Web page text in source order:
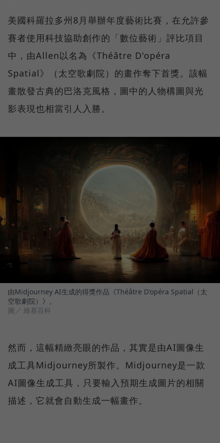
美國科羅拉多州8月舉辦年度藝術比賽，在允許參
賽者使用科技協助創作的「數位藝術」評比項目
中，由Allen以名為《Théâtre D'opéra
Spatial》（太空歌劇院）的畫作奪下首獎。該幅
畫散發古典的巴洛克風格，圖中的人物構圖與光
影表現也相當引人入勝。
由Midjourney AI生成的得獎作品《Théâtre D'opéra Spatial（太
空歌劇院）》。
圖／ 維基百科
然而，這幅精緻亮眼的作品，其實是由AI圖像生
成工具Midjourney所製作。Midjourney是一款
AI圖像生成工具，只要輸入預期生成圖片的相關
描述，它就會自動生成一幅畫作。